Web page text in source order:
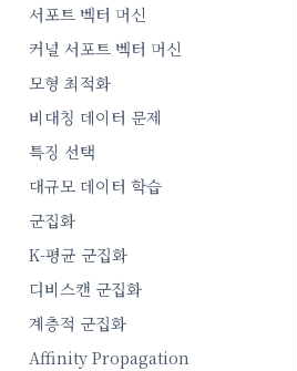
서포트 벡터 머신
커널 서포트 벡터 머신
모형 최적화
비대칭 데이터 문제
특징 선택
대규모 데이터 학습
군집화
K-평균 군집화
디비스캔 군집화
계층적 군집화
Affinity Propagation